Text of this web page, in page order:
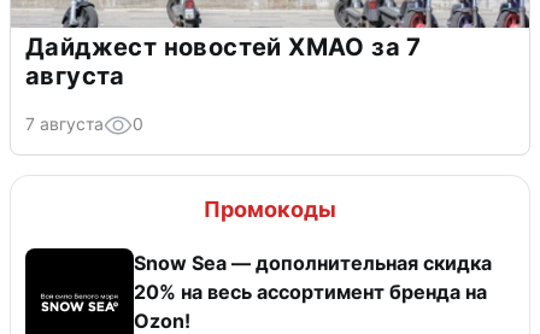
Дайджест новостей ХМАО за 7
августа
7 августа 0
Промокоды
Snow Sea — дополнительная скидка
20% на весь ассортимент бренда на
Ozon!